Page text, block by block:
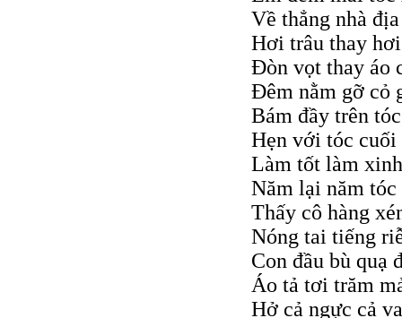
Về thẳng nhà
Hơi trâu thay
Đòn vọt thay áo
Đêm nằm gỡ cỏ
Bám đầy trên tóc
Hẹn với tóc
Làm tốt làm xinh
Năm lại năm tóc
Thấy cô hàng
Nóng tai tiếng
Con đầu bù quạ
Áo tả tơi trăm
Hở cả ngực cả